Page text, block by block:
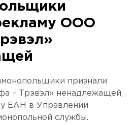
ООО
признали
– Трэвэл» ненадлежащей,
ЕАН в Управлении
службы.